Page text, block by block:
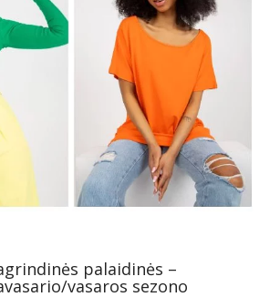
palaidinės –
vasaros sezono